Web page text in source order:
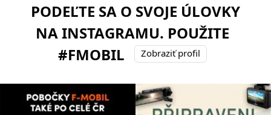
PODEĽTE SA O SVOJE ÚLOVKY
NA INSTAGRAMU. POUŽITE
#FMOBIL
Zobraziť profil